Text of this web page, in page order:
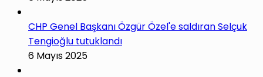
CHP Genel Başkanı Özgür Özel'e saldıran Selçuk
Tengioğlu tutuklandı
6 Mayıs 2025